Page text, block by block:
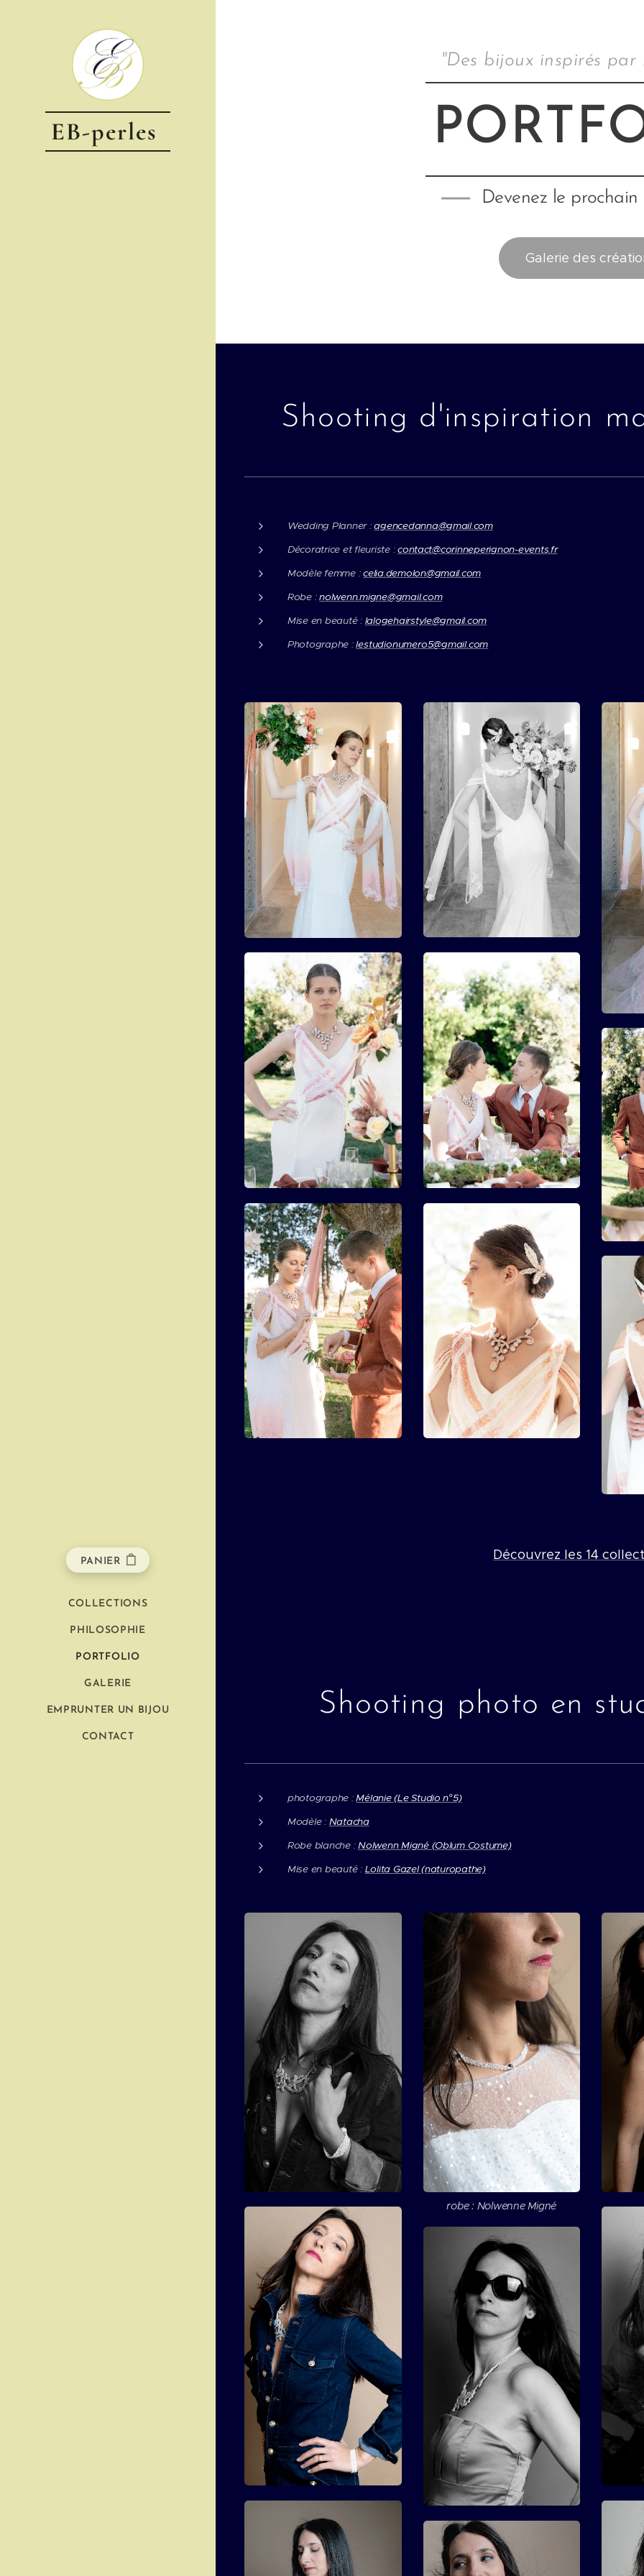
EB-perles
PANIER
COLLECTIONS
PHILOSOPHIE
PORTFOLIO
GALERIE
EMPRUNTER UN BIJOU
CONTACT
"Des bijoux inspirés par
Devenez le prochain
Galerie des
Shooting d'inspiration
Wedding Planner :agencedanna@gmail.com
Décoratrice et fleuriste :contact@corinneperignon-events.fr
Modèle femme :celia.demolon@gmail.com
Robe :nolwenn.migne@gmail.com
Mise en beauté : lalogehairstyle@gmail.com
Photographe :lestudionumero5@gmail.com
Découvrez les 14
Shooting photo en
photographe :Mélanie (Le Studio n°5)
Modèle : Natacha
Robe blanche :Nolwenn Migné (Oblum Costume)
Mise en beauté : Lolita Gazel (naturopathe)
robe : Nolwenne Migné